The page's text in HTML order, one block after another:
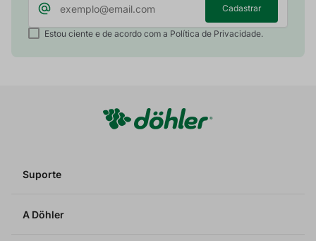
Cadastrar
Estou ciente e de acordo com a Política de Privacidade.
Suporte
A Döhler